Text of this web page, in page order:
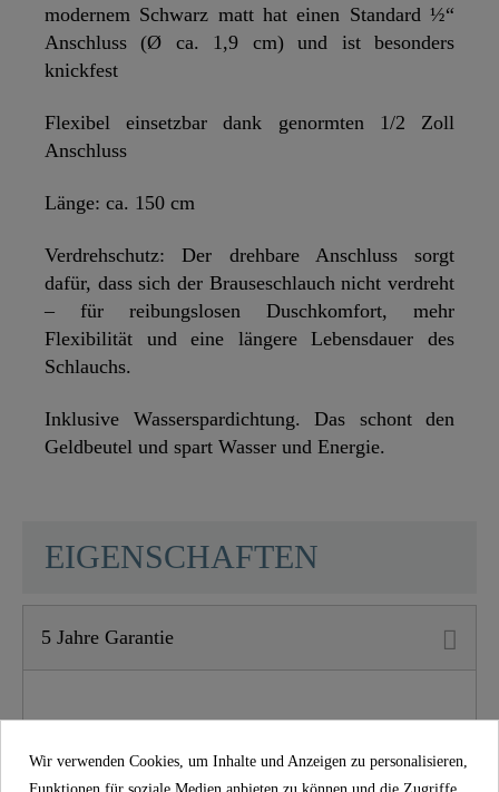
modernem Schwarz matt hat einen Standard ½“
Anschluss (Ø ca. 1,9 cm) und ist besonders
knickfest
Flexibel einsetzbar dank genormten 1/2 Zoll
Anschluss
Länge: ca. 150 cm
Verdrehschutz: Der drehbare Anschluss sorgt
dafür, dass sich der Brauseschlauch nicht verdreht
– für reibungslosen Duschkomfort, mehr
Flexibilität und eine längere Lebensdauer des
Schlauchs.
Inklusive Wasserspardichtung. Das schont den
Geldbeutel und spart Wasser und Energie.
Material PVC
EIGENSCHAFTEN
5 Jahre Garantie
Wir verwenden Cookies, um Inhalte und Anzeigen zu personalisieren,